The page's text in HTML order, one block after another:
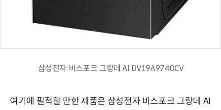
삼성전자 비스포크 그랑데 AI DV19A9740CV
여기에 필적할 만한 제품은 삼성전자 비스포크 그랑데 AI